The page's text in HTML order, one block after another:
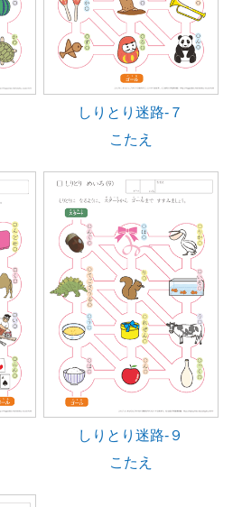
しりとり迷路-７
こたえ
しりとり迷路-９
こたえ